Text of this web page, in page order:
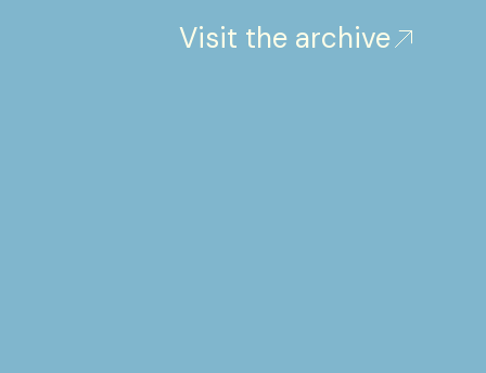
Visit the archive